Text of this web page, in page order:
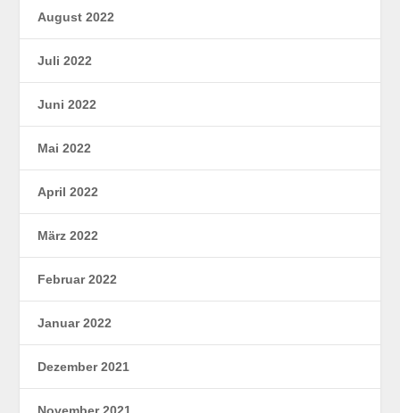
August 2022
Juli 2022
Juni 2022
Mai 2022
April 2022
März 2022
Februar 2022
Januar 2022
Dezember 2021
November 2021